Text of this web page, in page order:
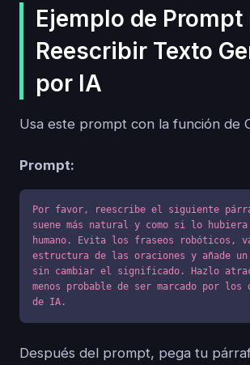
Ejemplo de Prompt
Reescribir Texto
por IA
Usa este prompt con la función de
Prompt:
Por favor, reescribe el siguiente
suene más natural y como si lo
humano. Evita los fraseos robóticos,
estructura de las oraciones y añade un
sin cambiar el significado. Hazlo
menos probable de ser marcado por los
de IA.
Después del prompt, pega tu